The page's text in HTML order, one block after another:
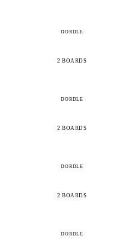
DORDLE
2 BOARDS
DORDLE
2 BOARDS
DORDLE
2 BOARDS
DORDLE